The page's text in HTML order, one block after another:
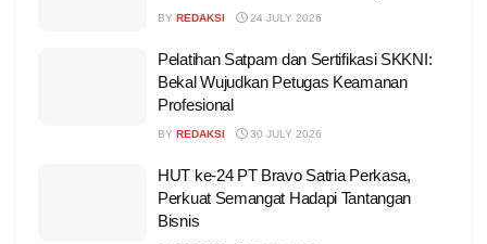
BY REDAKSI 24 JULY 2026
Pelatihan Satpam dan Sertifikasi SKKNI:
Bekal Wujudkan Petugas Keamanan
Profesional
BY REDAKSI 30 JULY 2026
HUT ke-24 PT Bravo Satria Perkasa,
Perkuat Semangat Hadapi Tantangan
Bisnis